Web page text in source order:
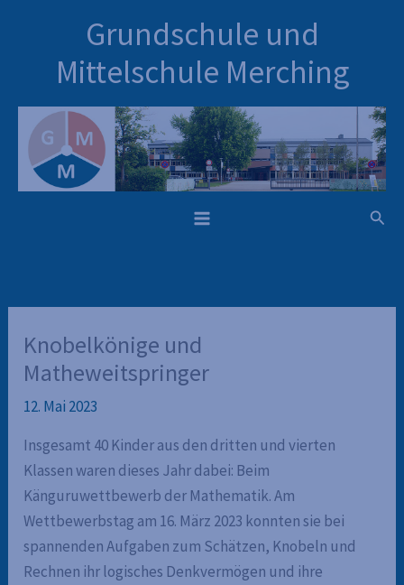
Grundschule und
Mittelschule Merching
Knobelkönige und
Matheweitspringer
12. Mai 2023
Insgesamt 40 Kinder aus den dritten und vierten
Klassen waren dieses Jahr dabei: Beim
Känguruwettbewerb der Mathematik. Am
Wettbewerbstag am 16. März 2023 konnten sie bei
spannenden Aufgaben zum Schätzen, Knobeln und
Rechnen ihr logisches Denkvermögen und ihre